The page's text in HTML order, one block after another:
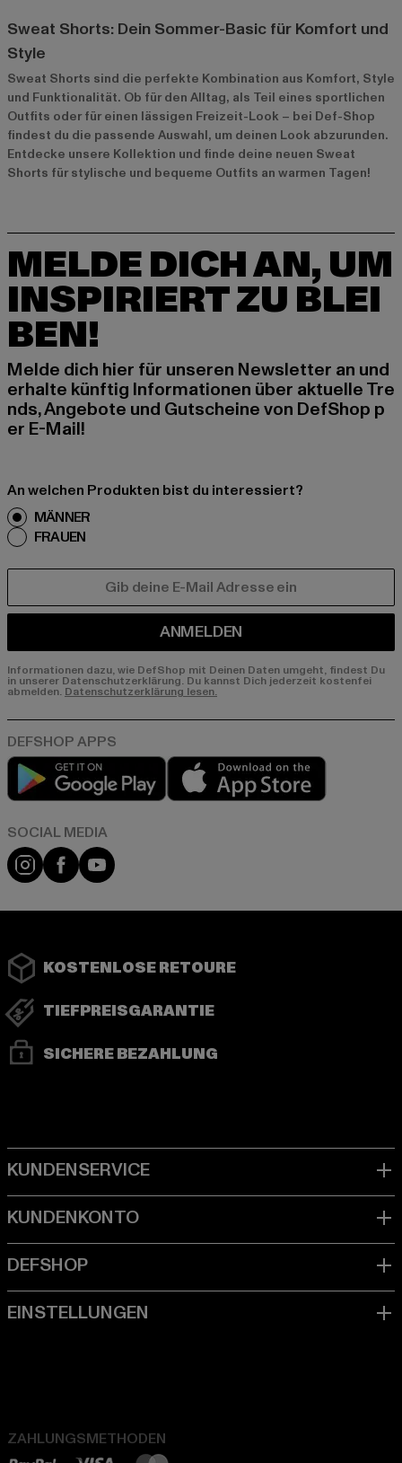
Sweat Shorts: Dein Sommer-Basic für Komfort und
Style
Sweat Shorts sind die perfekte Kombination aus Komfort, Style
und Funktionalität. Ob für den Alltag, als Teil eines sportlichen
Outfits oder für einen lässigen Freizeit-Look – bei Def-Shop
findest du die passende Auswahl, um deinen Look abzurunden.
Entdecke unsere Kollektion und finde deine neuen Sweat
Shorts für stylische und bequeme Outfits an warmen Tagen!
MELDE DICH AN, UM
INSPIRIERT ZU BLEI
BEN!
Melde dich hier für unseren Newsletter an und
erhalte künftig Informationen über aktuelle Tre
nds, Angebote und Gutscheine von DefShop p
er E-Mail!
An welchen Produkten bist du interessiert?
MÄNNER
FRAUEN
ANMELDEN
Informationen dazu, wie DefShop mit Deinen Daten umgeht, findest Du
in unserer Datenschutzerklärung. Du kannst Dich jederzeit kostenfei
abmelden. Datenschutzerklärung lesen.
Play market
Instagram
FacebookYouTube
KOSTENLOSE RETOURE
TIEFPREISGARANTIE
SICHERE BEZAHLUNG
ZAHLUNGSMETHODEN